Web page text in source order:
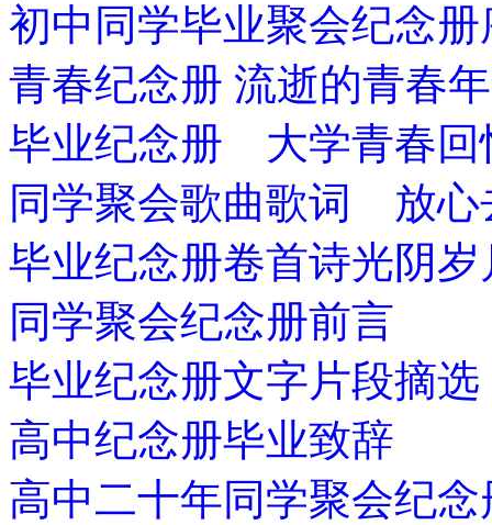
初中同学毕业聚会纪念册
青春纪念册 流逝的青春
毕业纪念册 大学青春回
同学聚会歌曲歌词 放心
毕业纪念册卷首诗光阴岁
同学聚会纪念册前言
毕业纪念册文字片段摘选
高中纪念册毕业致辞
高中二十年同学聚会纪念